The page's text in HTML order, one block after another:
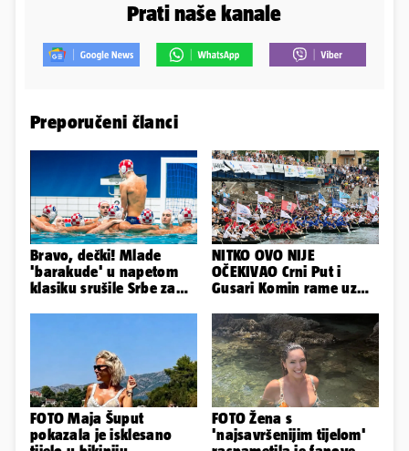
Prati naše kanale
Preporučeni članci
Bravo, dečki! Mlade
'barakude' u napetom
klasiku srušile Srbe za
NITKO OVO NIJE
OČEKIVAO Crni Put i
Gusari Komin rame uz
lađa
FOTO Maja Šuput
pokazala je isklesano
FOTO Žena s
'najsavršenijim tijelom'